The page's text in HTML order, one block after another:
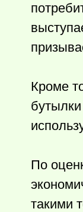
Кроме
По
такими